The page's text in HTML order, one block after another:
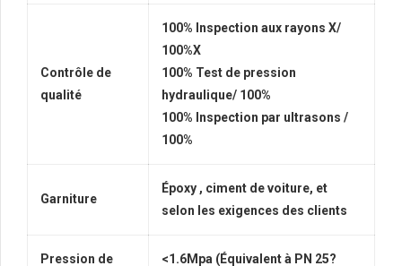
Contrôle de
qualité
100% Inspection aux rayons X/
100%X
100% Test de pression
hydraulique/ 100%
100% Inspection par ultrasons /
100%
Garniture
Époxy , ciment de voiture, et
selon les exigences des clients
Pression de <1.6Mpa (Équivalent à PN 25?